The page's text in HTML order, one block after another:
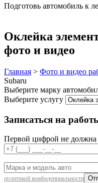
Подготовь автомобиль к
Оклейка
фото и видео
Главная > Фото и видео
Subaru
Выберите марку
Выберите услугу
Записаться на
Первой цифрой не должна
политикой конфиденциальности